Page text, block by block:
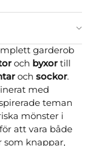
garderob
och byxortill
och sockor.
med
teman
mönster i
att vara både
som knappar,